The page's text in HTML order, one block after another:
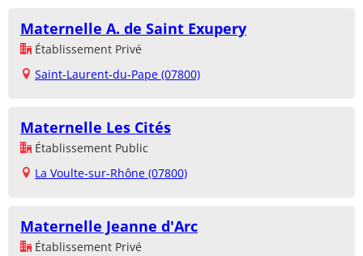
Maternelle A. de Saint Exupery
Établissement Privé
Saint-Laurent-du-Pape (07800)
Maternelle Les Cités
Établissement Public
La Voulte-sur-Rhône (07800)
Maternelle Jeanne d'Arc
Établissement Privé